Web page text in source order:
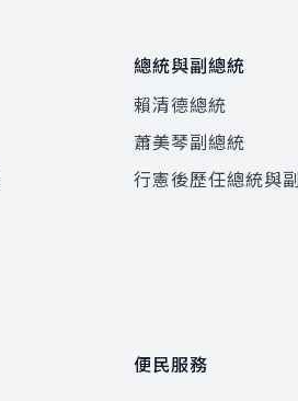
總統與副總統
賴清德總統
蕭美琴副總統
行憲後歷任總統與
便民服務